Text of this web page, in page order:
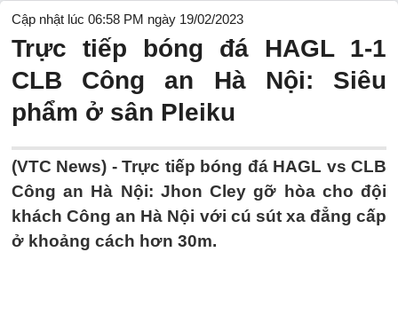
Cập nhật lúc 06:58 PM ngày 19/02/2023
Trực tiếp bóng đá HAGL 1-1
CLB Công an Hà Nội: Siêu
phẩm ở sân Pleiku
(VTC News) -Trực tiếp bóng đá HAGL vs CLB
Công an Hà Nội: Jhon Cley gỡ hòa cho đội
khách Công an Hà Nội với cú sút xa đẳng cấp
ở khoảng cách hơn 30m.